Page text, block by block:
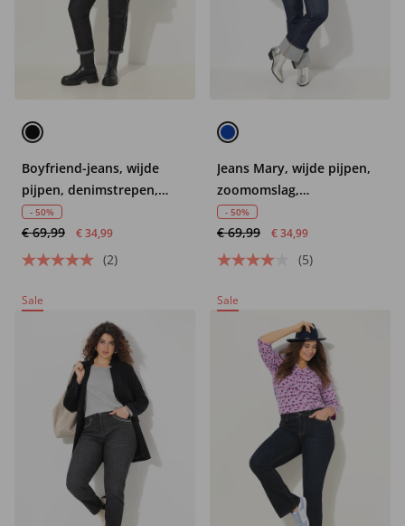
Boyfriend-jeans, wijde
pijpen, denimstrepen,
vintage
- 50%
€ 69,99 € 34,99
(2)
Jeans Mary, wijde pijpen,
zoomomslag,
stretchdenim
- 50%
€ 69,99 € 34,99
(5)
Sale Sale